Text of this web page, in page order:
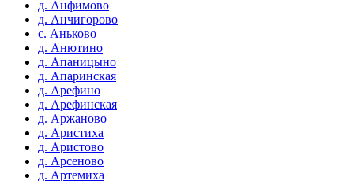
д. Анфимово
д. Анчигорово
с. Аньково
д. Анютино
д. Апаницыно
д. Апаринская
д. Арефино
д. Арефинская
д. Аржаново
д. Аристиха
д. Аристово
д. Арсеново
д. Артемиха